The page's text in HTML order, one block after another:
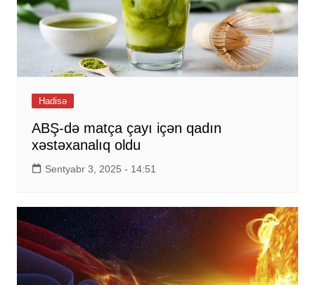
Hadisə
ABŞ-də matça çayı içən qadın
xəstəxanalıq oldu
Sentyabr 3, 2025 - 14:51